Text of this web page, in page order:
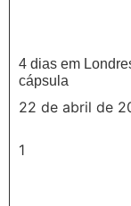
4 dias em
cápsula
22 de abril de